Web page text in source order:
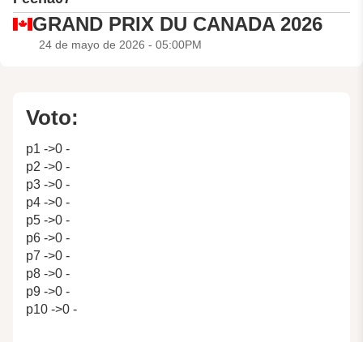
GRAND PRIX DU CANADA 2026
24 de mayo de 2026 - 05:00PM
Voto:
p1 ->0 -
p2 ->0 -
p3 ->0 -
p4 ->0 -
p5 ->0 -
p6 ->0 -
p7 ->0 -
p8 ->0 -
p9 ->0 -
p10 ->0 -